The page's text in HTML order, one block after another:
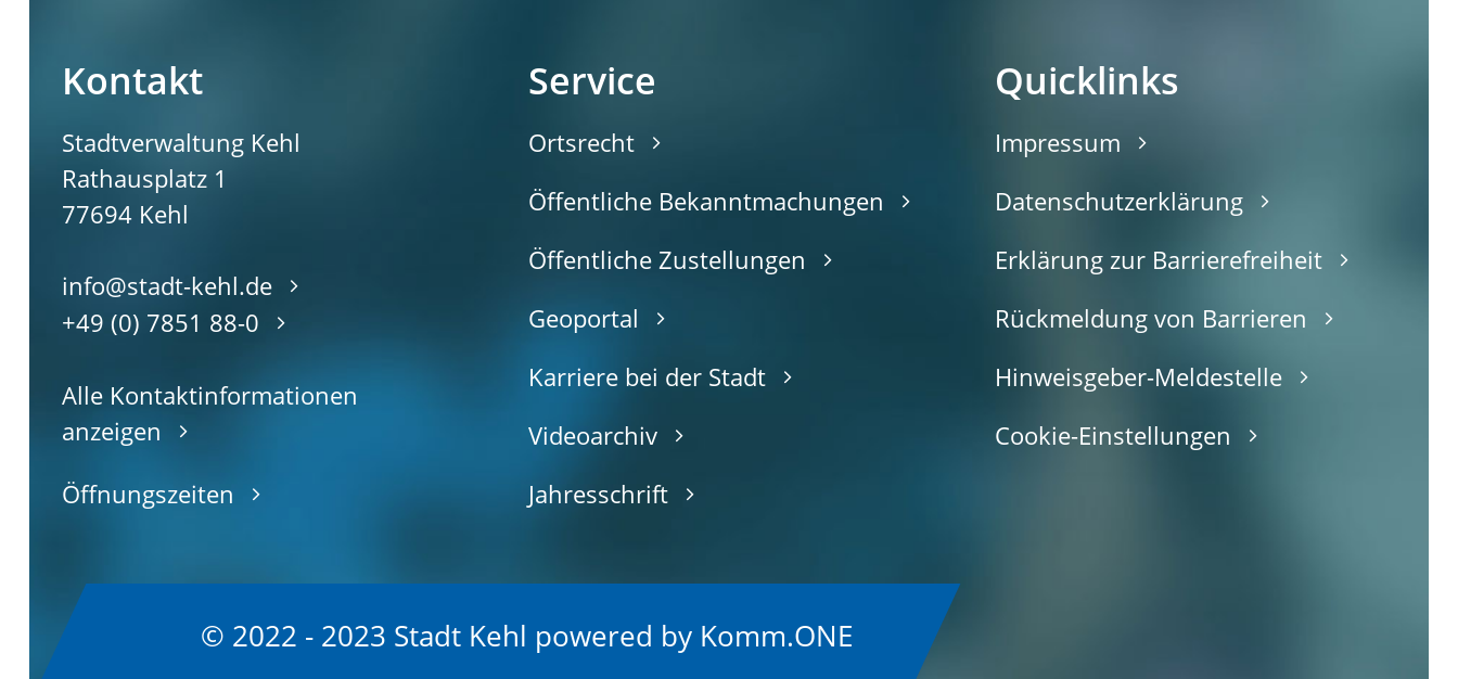
Kontakt
Stadtverwaltung Kehl
Rathausplatz 1
77694 Kehl
info@stadt-kehl.de
+49 (0) 7851 88-0
Alle Kontaktinformationen
anzeigen
Öffnungszeiten
Service
Ortsrecht
Öffentliche Bekanntmachungen
Öffentliche Zustellungen
Geoportal
Karriere bei der Stadt
Videoarchiv
Jahresschrift
Quicklinks
Impressum
Datenschutzerklärung
Erklärung zur Barrierefreiheit
Rückmeldung von Barrieren
Hinweisgeber-Meldestelle
Cookie-Einstellungen
© 2022 - 2023 Stadt Kehl powered by Komm.ONE